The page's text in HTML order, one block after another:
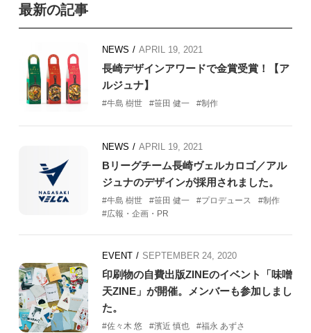
最新の記事
NEWS APRIL 19, 2021
長崎デザインアワードで金賞受賞！【ア
ルジュナ】
牛島 樹世 笹田 健一 制作
NEWS APRIL 19, 2021
Bリーグチーム長崎ヴェルカロゴ／アル
ジュナのデザインが採用されました。
牛島 樹世 笹田 健一 プロデュース
制作
広報・企画・PR
EVENT SEPTEMBER 24, 2020
印刷物の自費出版ZINEのイベント「味噌
天ZINE」が開催。メンバーも参加しまし
た。
佐々木 悠 濱近 慎也
福永 あずさ